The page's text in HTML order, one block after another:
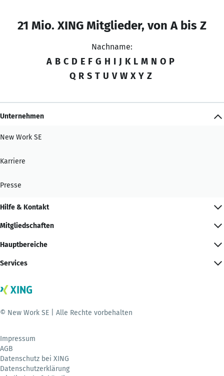
21 Mio. XING Mitglieder, von A bis Z
Nachname:
A B C D E F G H I J K L M N O P
Q R S T U V W X Y Z
Unternehmen
New Work SE
Karriere
Presse
Hilfe & Kontakt
Mitgliedschaften
Hauptbereiche
Services
© New Work SE | Alle Rechte vorbehalten
Impressum
AGB
Datenschutz bei XING
Datenschutzerklärung